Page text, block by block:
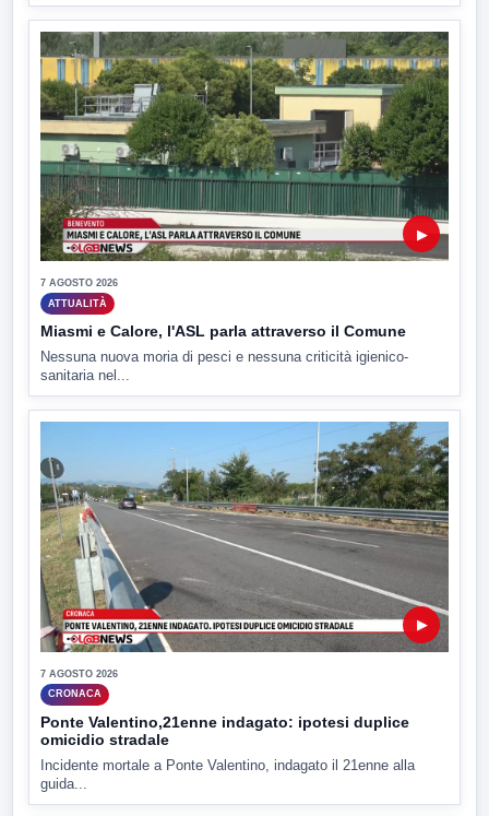
▶
7 AGOSTO 2026
ATTUALITÀ
Miasmi e Calore, l'ASL parla attraverso il Comune
Nessuna nuova moria di pesci e nessuna criticità igienico-
sanitaria nel...
▶
7 AGOSTO 2026
CRONACA
Ponte Valentino,21enne indagato: ipotesi duplice
omicidio stradale
Incidente mortale a Ponte Valentino, indagato il 21enne alla
guida...